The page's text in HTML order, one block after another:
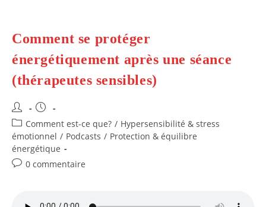
Comment se protéger
énergétiquement après une séance
(thérapeutes sensibles)
Auteur/autrice
de
la
publication :
Publication
publiée :
Post
category:
Comment est-ce que? / Hypersensibilité & stress
émotionnel / Podcasts / Protection & équilibre
énergétique
Commentaires
publication :
0 commentaire